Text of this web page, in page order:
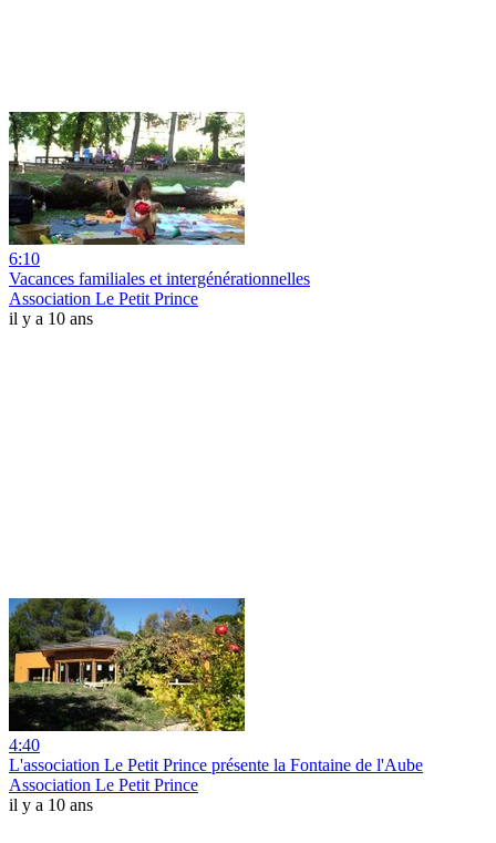
6:10
Vacances familiales et intergénérationnelles
Association Le Petit Prince
il y a 10 ans
4:40
L'association Le Petit Prince présente la Fontaine de l'Aube
Association Le Petit Prince
il y a 10 ans